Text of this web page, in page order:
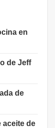
en
de Jeff
de
aceite de